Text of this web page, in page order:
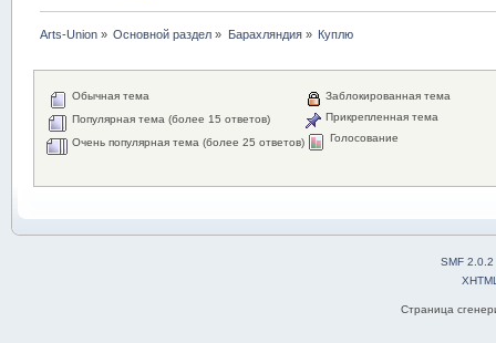
Arts-Union » Основной раздел » Барахляндия» Куплю
Обычная тема
Популярная тема (более 15 ответов)
Очень популярная тема (более 25 ответов)
Заблокированная тема
Прикрепленная тема
Голосование
SMF 2.0.2
Страница